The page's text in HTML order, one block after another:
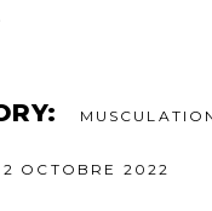
2 OCTOBRE 2022